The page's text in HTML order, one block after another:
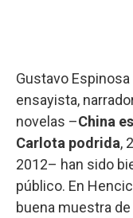
Gustavo
ensayista,
novelas –China
Carlota podrida,
2012– han sido
público. En
buena muestra